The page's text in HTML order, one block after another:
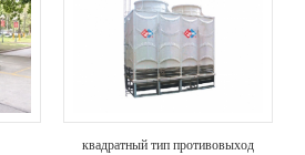
квадратный тип противовыход